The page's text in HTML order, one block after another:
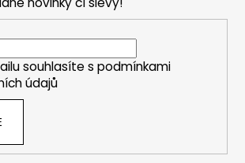
souhlasíte s podmínkami
údajů